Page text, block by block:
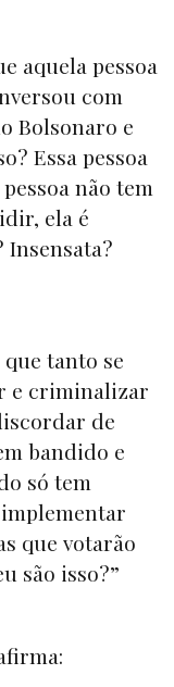
aquela pessoa
com
Bolsonaro e
Essa pessoa
não tem
ela é
tanto se
e criminalizar
de
bandido e
só tem
que votarão
são isso?”